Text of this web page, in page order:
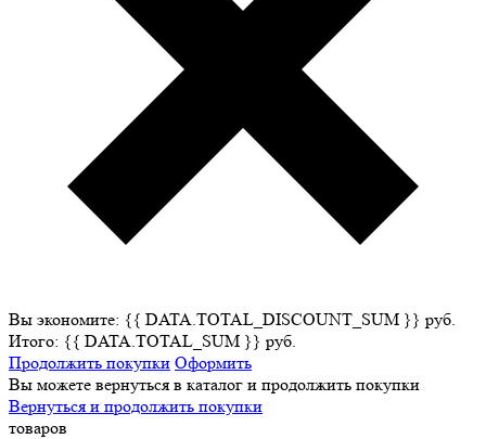
Вы экономите: {{ DATA.TOTAL_DISCOUNT_SUM }} руб.
Итого: {{ DATA.TOTAL_SUM }} руб.
Продолжить покупки Оформить
Вы можете вернуться в каталог и продолжить покупки
Вернуться и продолжить покупки
товаров